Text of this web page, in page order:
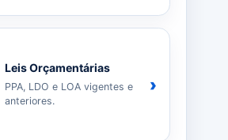
Leis Orçamentárias
PPA, LDO e LOA vigentes e
anteriores.
›